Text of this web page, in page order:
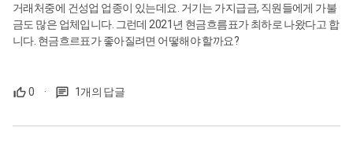
거래처중에 건성업 업종이 있는데요. 거기는 가지급금, 직원들에게 가불
금도 많은 업체입니다. 그런데 2021년 현금흐름표가 최하로 나왔다고 합
니다. 현금흐르표가 좋아질려면 어떻해야 할까요?
0 · 1개의 답글